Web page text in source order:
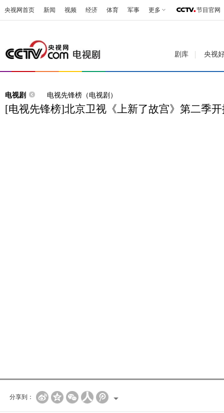
央视网首页 新闻 视频 经济 体育 军事 更多 节目官网
剧库 央视
电视剧 电视先锋榜（电视剧）
[电视先锋榜]北京卫视《上新了故宫》第二季
分享到：